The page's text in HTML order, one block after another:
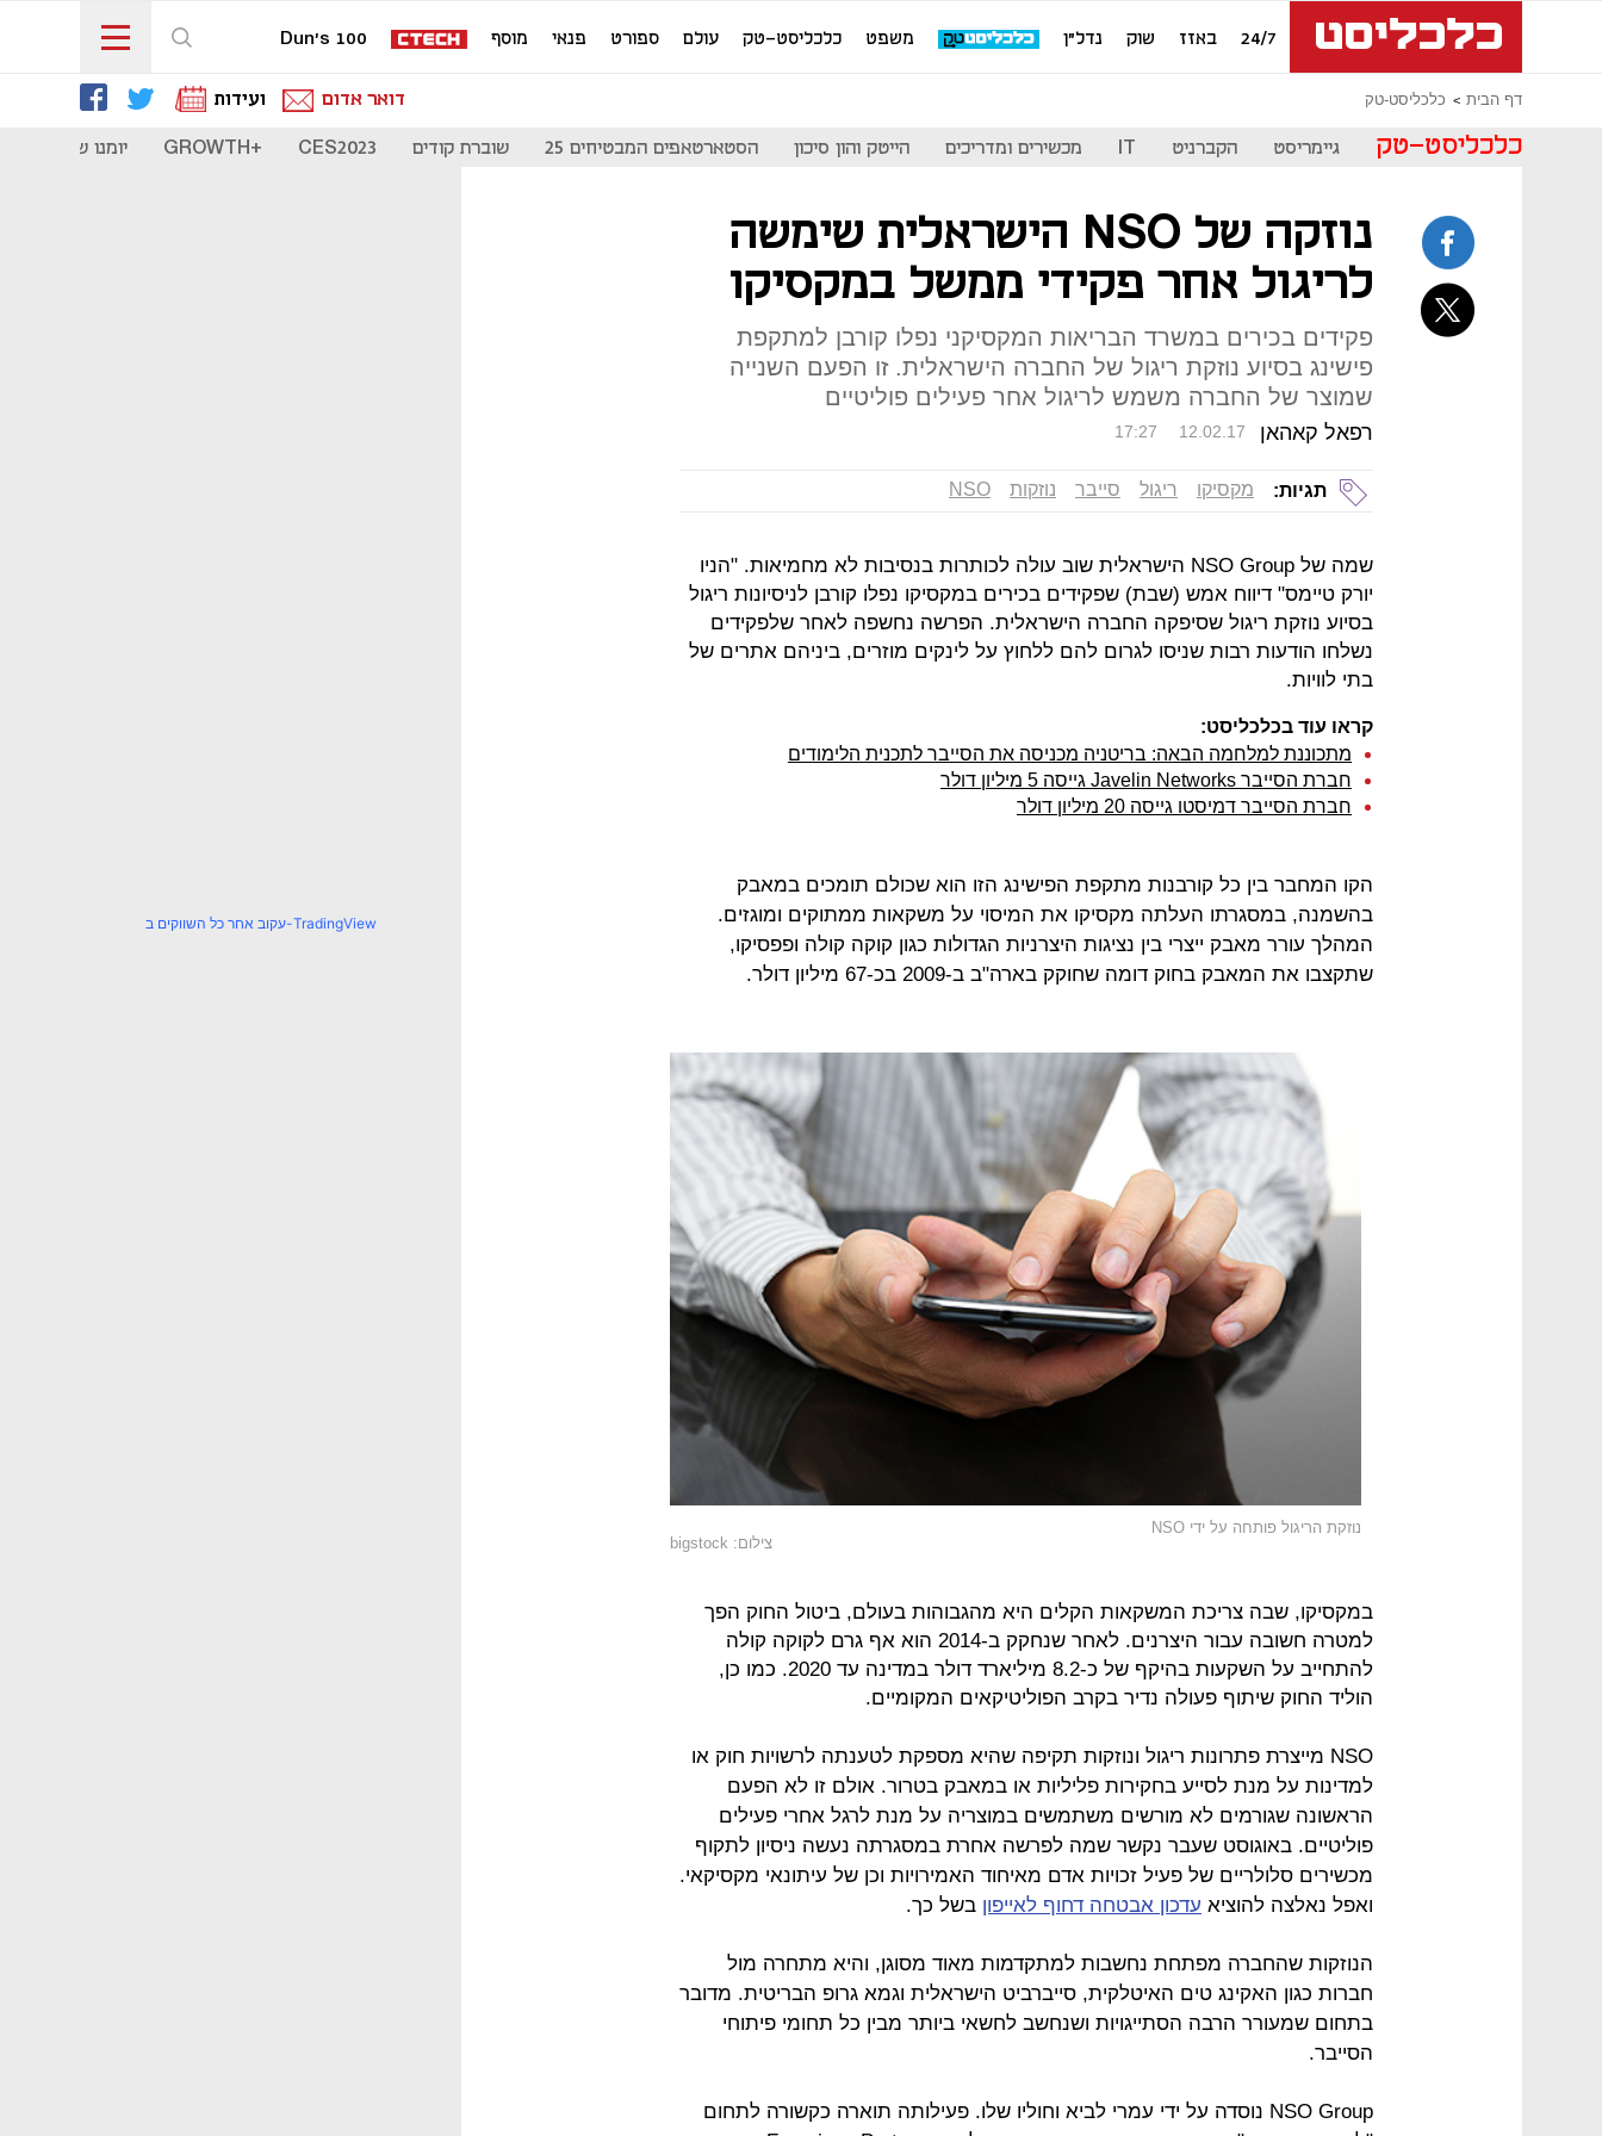
24/7 באזז שוק נדל"ן משפט כלכליסט-טק עולם ספורט פנאי מוסף Dun's 100
דף הבית כלכליסט-טק דואר אדום ועידות
כלכליסט-טק גיימריסט הקברניט IT מכשירים ומדריכים הייטק והון סיכון הסטארטאפים המבטיחים 25 שוברת קודים CES2023
+GROWTH יומנו של
נוזקה של NSO הישראלית שימשה
לריגול אחר פקידי ממשל במקסיקו
פקידים בכירים במשרד הבריאות המקסיקני נפלו קורבן למתקפת
פישינג בסיוע נוזקת ריגול של החברה הישראלית. זו הפעם השנייה
שמוצר של החברה משמש לריגול אחר פעילים פוליטיים
רפאל קאהאן 17:27 12.02.17
תגיות: מקסיקו ריגול סייבר נוזקות NSO
שמה של NSO Group הישראלית שוב עולה לכותרות בנסיבות לא מחמיאות. "הניו
יורק טיימס" דיווח אמש (שבת) שפקידים בכירים במקסיקו נפלו קורבן לניסיונות ריגול
בסיוע נוזקת ריגול שסיפקה החברה הישראלית. הפרשה נחשפה לאחר שלפקידים
נשלחו הודעות רבות שניסו לגרום להם ללחוץ על לינקים מוזרים, ביניהם אתרים של
בתי לוויות.
קראו עוד בכלכליסט:
מתכוננת למלחמה הבאה: בריטניה מכניסה את הסייבר לתכנית הלימודים
חברת הסייבר Javelin Networks גייסה 5 מיליון דולר
חברת הסייבר דמיסטו גייסה 20 מיליון דולר
הקו המחבר בין כל קורבנות מתקפת הפישינג הזו הוא שכולם תומכים במאבק
בהשמנה, במסגרתו העלתה מקסיקו את המיסוי על משקאות ממתוקים ומוגזים.
המהלך עורר מאבק ייצרי בין נציגות היצרניות הגדולות כגון קוקה קולה ופפסיקו,
שתקצבו את המאבק בחוק דומה שחוקק בארה"ב ב-2009 בכ-67 מיליון דולר.
נוזקת הריגול פותחה על ידי NSO
צילום: bigstock
במקסיקו, שבה צריכת המשקאות הקלים היא מהגבוהות בעולם, ביטול החוק הפך
למטרה חשובה עבור היצרנים. לאחר שנחקק ב-2014 הוא אף גרם לקוקה קולה
להתחייב על השקעות בהיקף של כ-8.2 מיליארד דולר במדינה עד 2020. כמו כן,
הוליד החוק שיתוף פעולה נדיר בקרב הפוליטיקאים המקומיים.
NSO מייצרת פתרונות ריגול ונוזקות תקיפה שהיא מספקת לטענתה לרשויות חוק או
למדינות על מנת לסייע בחקירות פליליות או במאבק בטרור. אולם זו לא הפעם
הראשונה שגורמים לא מורשים משתמשים במוצריה על מנת לרגל אחרי פעילים
פוליטיים. באוגוסט שעבר נקשר שמה לפרשה אחרת במסגרתה נעשה ניסיון לתקוף
מכשירים סלולריים של פעיל זכויות אדם מאיחוד האמירויות וכן של עיתונאי מקסיקאי.
ואפל נאלצה להוציא עדכון אבטחה דחוף לאייפון בשל כך.
הנוזקות שהחברה מפתחת נחשבות למתקדמות מאוד מסוגן, והיא מתחרה מול
חברות כגון האקינג טים האיטלקית, סייברביט הישראלית וגמא גרופ הבריטית. מדובר
בתחום שמעורר הרבה הסתייגויות ושנחשב לחשאי ביותר מבין כל תחומי פיתוחי
הסייבר.
NSO Group נוסדה על ידי עמרי לביא וחוליו שלו. פעילותה תוארה כקשורה לתחום
עקוב אחר כל השווקים ב-TradingView